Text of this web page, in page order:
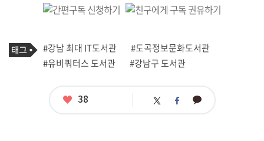
기
사
관
련
태
그
#강남 최대 IT도서관
#도곡정보문화도서관
#유비쿼터스 도서관
#강남구 도서관
좋
38 트 페 카